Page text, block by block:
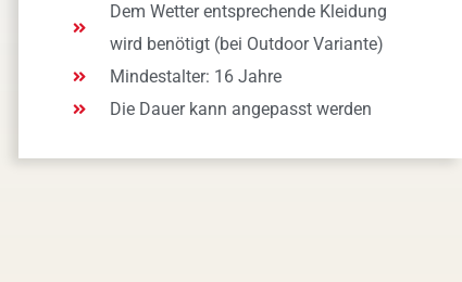
Dem Wetter entsprechende Kleidung
wird benötigt (bei Outdoor Variante)
Mindestalter: 16 Jahre
Die Dauer kann angepasst werden